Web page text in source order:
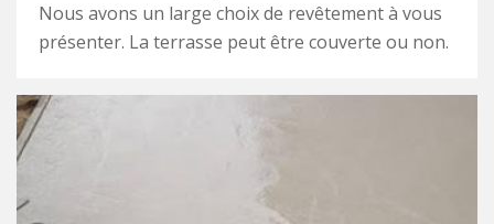
Nous avons un large choix de revêtement à vous
présenter. La terrasse peut être couverte ou non.